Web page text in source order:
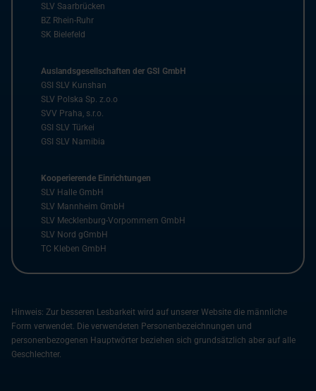
SLV Saarbrücken
BZ Rhein-Ruhr
SK Bielefeld
Auslandsgesellschaften der GSI GmbH
GSI SLV Kunshan
SLV Polska Sp. z.o.o
SVV Praha, s.r.o.
GSI SLV Türkei
GSI SLV Namibia
Kooperierende Einrichtungen
SLV Halle GmbH
SLV Mannheim GmbH
SLV Mecklenburg-Vorpommern GmbH
SLV Nord gGmbH
TC Kleben GmbH
Hinweis: Zur besseren Lesbarkeit wird auf unserer Website die männliche
Form verwendet. Die verwendeten Personenbezeichnungen und
personenbezogenen Hauptwörter beziehen sich grundsätzlich aber auf alle
Geschlechter.